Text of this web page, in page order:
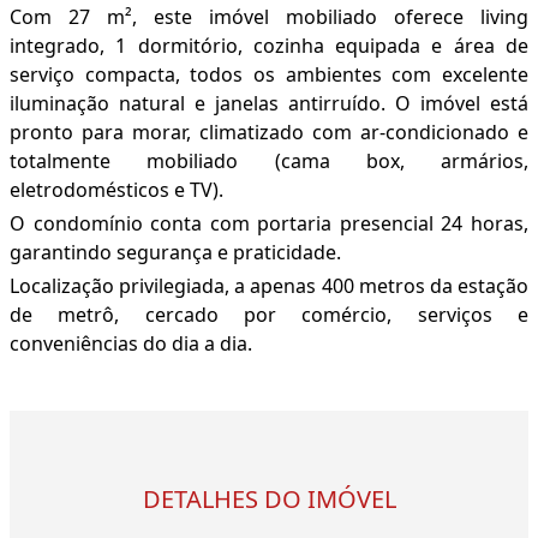
Com 27 m², este imóvel mobiliado oferece living
integrado, 1 dormitório, cozinha equipada e área de
serviço compacta, todos os ambientes com excelente
iluminação natural e janelas antirruído. O imóvel está
pronto para morar, climatizado com ar-condicionado e
totalmente mobiliado (cama box, armários,
eletrodomésticos e TV).
O condomínio conta com portaria presencial 24 horas,
garantindo segurança e praticidade.
Localização privilegiada, a apenas 400 metros da estação
de metrô, cercado por comércio, serviços e
conveniências do dia a dia.
DETALHES DO IMÓVEL